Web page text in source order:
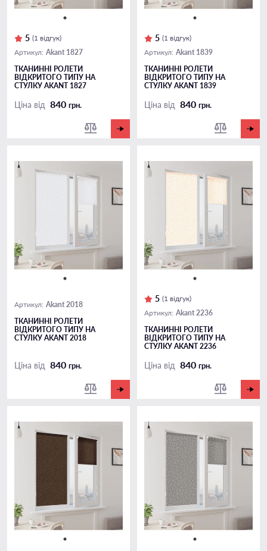
5 (1 відгук)
Артикул: Akant 1827
ТКАНИННІ РОЛЕТИ
ВІДКРИТОГО ТИПУ НА
СТУЛКУ AKANT 1827
Ціна від 840 грн.
5 (1 відгук)
Артикул: Akant 1839
ТКАНИННІ РОЛЕТИ
ВІДКРИТОГО ТИПУ НА
СТУЛКУ AKANT 1839
Ціна від 840 грн.
Артикул: Akant 2018
ТКАНИННІ РОЛЕТИ
ВІДКРИТОГО ТИПУ НА
СТУЛКУ AKANT 2018
Ціна від 840 грн.
5 (1 відгук)
Артикул: Akant 2236
ТКАНИННІ РОЛЕТИ
ВІДКРИТОГО ТИПУ НА
СТУЛКУ AKANT 2236
Ціна від 840 грн.